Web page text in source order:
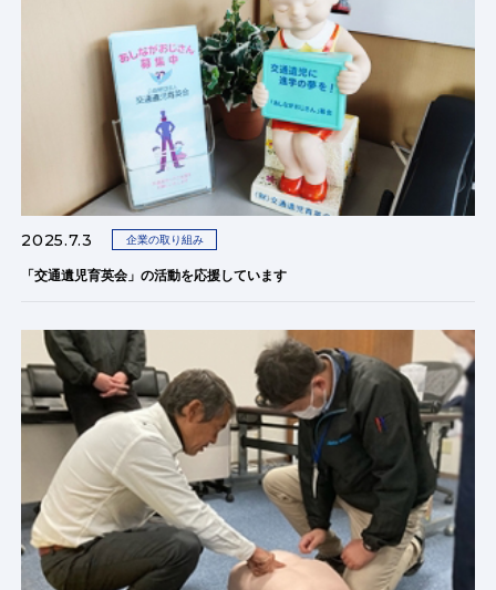
2025.7.3 企業の取り組み
「交通遺児育英会」の活動を応援しています